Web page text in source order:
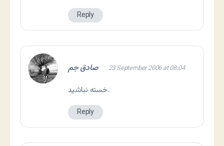
Reply
صادق جم 23 September 2006 at 08:04
خسته نباشيد.
Reply